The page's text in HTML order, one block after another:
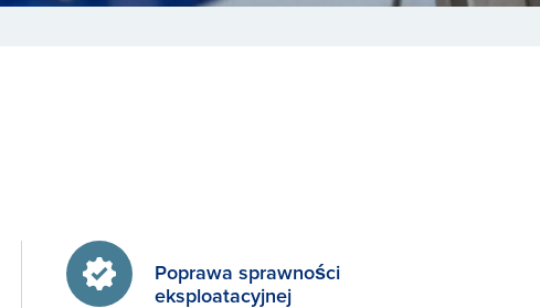
Poprawa sprawności
eksploatacyjnej